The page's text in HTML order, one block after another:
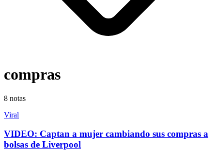
compras
8 notas
Viral
VIDEO: Captan a mujer cambiando sus compras a
bolsas de Liverpool